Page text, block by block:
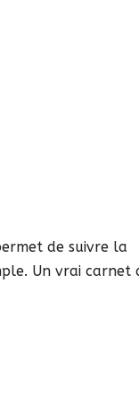
de suivre la
Un vrai carnet